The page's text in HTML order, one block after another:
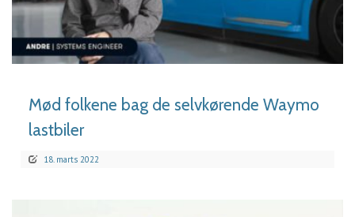
LÆS MERE
Mød folkene bag de selvkørende Waymo
lastbiler
18. marts 2022